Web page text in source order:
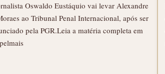
Oswaldo Eustáquio vai levar Alexandre
ao Tribunal Penal Internacional, após ser
pela PGR.Leia a matéria completa em